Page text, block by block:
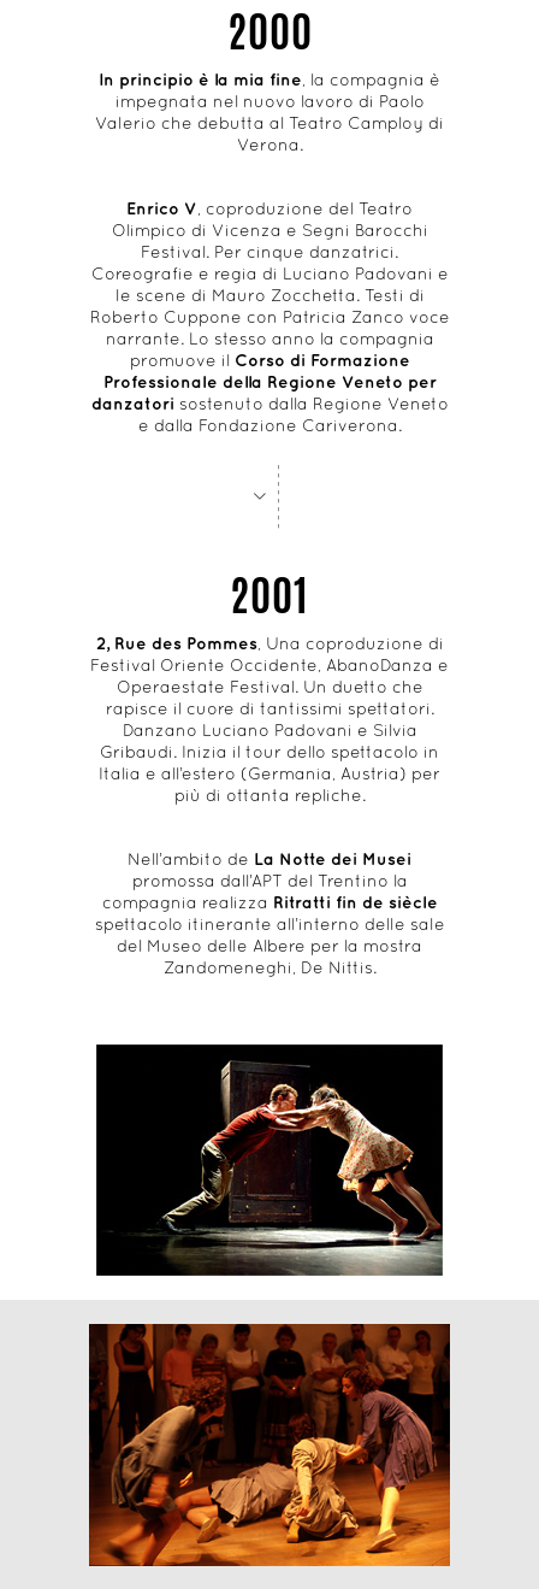
2000
In principio è la mia fine , la compagnia è
impegnata nel nuovo lavoro di Paolo
Valerio che debutta al Teatro Camploy di
Verona.
Enrico V , coproduzione del Teatro
Olimpico di Vicenza e Segni Barocchi
Festival. Per cinque danzatrici.
Coreografie e regia di Luciano Padovani e
le scene di Mauro Zocchetta. Testi di
Roberto Cuppone con Patricia Zanco voce
narrante. Lo stesso anno la compagnia
promuove il Corso di Formazione
Professionale della Regione Veneto per
danzatori sostenuto dalla Regione Veneto
e dalla Fondazione Cariverona.
---
- ----
>
2001
2, Rue des Pommes, Una coproduzione di
Festival Oriente Occidente, AbanoDanza e
Operaestate Festival. Un duetto che
rapisce il cuore di tantissimi spettatori.
Danzano Luciano Padovani e Silvia
Gribaudi. Inizia il tour dello spettacolo in
Italia e all’estero (Germania, Austria) per
più di ottanta repliche.
Nell’ambito de La Notte dei Musei
promossa dall’APT del Trentino la
compagnia realizza Ritratti fin de siècle
spettacolo itinerante all’interno delle sale
del Museo delle Albere per la mostra
Zandomeneghi, De Nittis.